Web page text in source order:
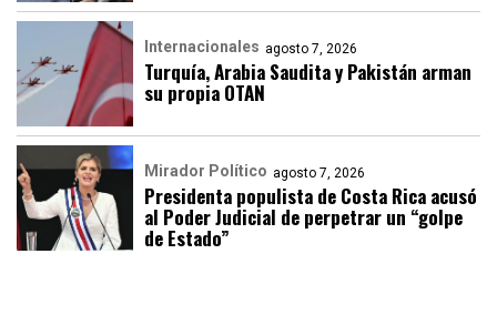
Internacionales agosto 7, 2026
Turquía, Arabia Saudita y Pakistán arman
su propia OTAN
Mirador Político agosto 7, 2026
Presidenta populista de Costa Rica acusó
al Poder Judicial de perpetrar un “golpe
de Estado”